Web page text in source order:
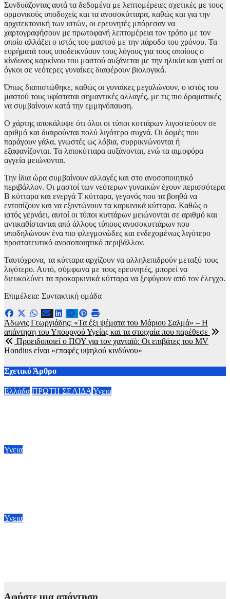
Συνδυάζοντας αυτά τα δεδομένα με λεπτομέρειες σχετικές με τους
ορμονικούς υποδοχείς και τα ανοσοκύτταρα, καθώς και για την
αρχιτεκτονική των ιστών, οι ερευνητές μπόρεσαν να
χαρτογραφήσουν με πρωτοφανή λεπτομέρεια τον τρόπο με τον
οποίο αλλάζει ο ιστός του μαστού με την πάροδο του χρόνου. Τα
ευρήματά τους υποδεικνύουν τους λόγους για τους οποίους ο
κίνδυνος καρκίνου του μαστού αυξάνεται με την ηλικία και γιατί οι
όγκοι σε νεότερες γυναίκες διαφέρουν βιολογικά.
Όπως διαπιστώθηκε, καθώς οι γυναίκες μεγαλώνουν, ο ιστός του
μαστού τους υφίσταται σημαντικές αλλαγές, με τις πιο δραματικές
να συμβαίνουν κατά την εμμηνόπαυση.
Ο χάρτης αποκάλυψε ότι όλοι οι τύποι κυττάρων λιγοστεύουν σε
αριθμό και διαιρούνται πολύ λιγότερο συχνά. Οι δομές που
παράγουν γάλα, γνωστές ως λόβια, συρρικνώνονται ή
εξαφανίζονται. Τα λιποκύτταρα αυξάνονται, ενώ τα αιμοφόρα
αγγεία μειώνονται.
Την ίδια ώρα συμβαίνουν αλλαγές και στο ανοσοποιητικό
περιβάλλον. Οι μαστοί των νεότερων γυναικών έχουν περισσότερα
Β κύτταρα και ενεργά Τ κύτταρα, γεγονός που τα βοηθά να
εντοπίζουν και να εξοντώνουν τα καρκινικά κύτταρα. Καθώς ο
ιστός γερνάει, αυτοί οι τύποι κυττάρων μειώνονται σε αριθμό και
αντικαθίστανται από άλλους τύπους ανοσοκυττάρων που
υποδηλώνουν ένα πιο φλεγμονώδες και ενδεχομένως λιγότερο
προστατευτικό ανοσοποιητικό περιβάλλον.
Ταυτόχρονα, τα κύτταρα αρχίζουν να αλληλεπιδρούν μεταξύ τους
λιγότερο. Αυτό, σύμφωνα με τους ερευνητές, μπορεί να
διευκολύνει τα προκαρκινικά κύτταρα να ξεφύγουν από τον έλεγχο.
Επιμέλεια: Συντακτική ομάδα
Πλοήγηση
άρθρων
Άδωνις Γεωργιάδης: «Τα έξι ψέματα του Μάριου Σαλμά» – Η
απάντηση του Υπουργού Υγείας και τα στοιχαία που παρέθεσε
Προειδοποιεί ο ΠΟΥ για τον χανταϊό: Οι επιβάτες του MV
Hondius είναι «επαφές υψηλού κινδύνου»
Σχετικό Άρθρο
Ελλάδα ΠΡΩΤΗ ΣΕΛΙΔΑ Υγεια
Υγεια
Υγεια
Αφήστε μια απάντηση